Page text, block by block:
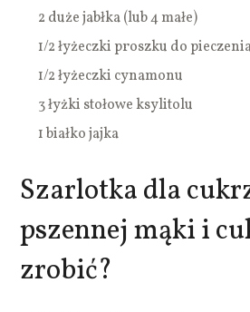
2 duże jabłka (lub 4 małe)
1/2 łyżeczki proszku do
1/2 łyżeczki cynamonu
3 łyżki stołowe ksylitolu
1 białko jajka
Szarlotka dla
pszennej mąki i
zrobić?